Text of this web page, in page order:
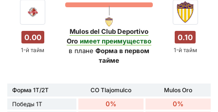
0.00
1-й тайм
Mulos del Club Deportivo
Oro имеет преимущество
в плане Форма в первом
тайме
0.10
1-й тайм
Форма 1Т/2Т CO Tlajomulco
Mulos Oro
Победы 1Т
0% 0%